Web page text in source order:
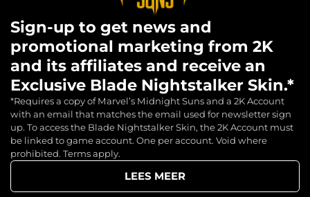
Sign-up to get news and
promotional marketing from 2K
and its affiliates and receive an
Exclusive Blade Nightstalker Skin.*
*Requires a copy of Marvel’s Midnight Suns and a 2K Account
with an email that matches the email used for newsletter sign
up. To access the Blade Nightstalker Skin, the 2K Account must
be linked to game account. One per account. Void where
prohibited. Terms apply.
LEES MEER